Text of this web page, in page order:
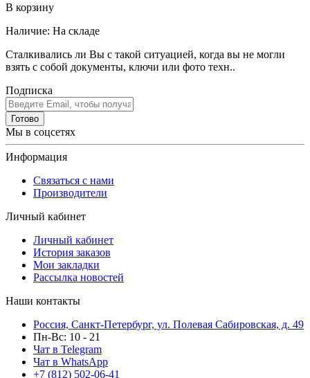
В корзину
Наличие: На складе
Сталкивались ли Вы с такой ситуацией, когда вы не могли
взять с собой документы, ключи или фото техн..
Подписка
Готово
Мы в соцсетях
Информация
Связаться с нами
Производители
Личный кабинет
Личный кабинет
История заказов
Мои закладки
Рассылка новостей
Наши контакты
Россия, Санкт-Петербург, ул. Полевая Сабировская, д. 49
Пн-Вс: 10 - 21
Чат в Telegram
Чат в WhatsApp
+7 (812) 502-06-41